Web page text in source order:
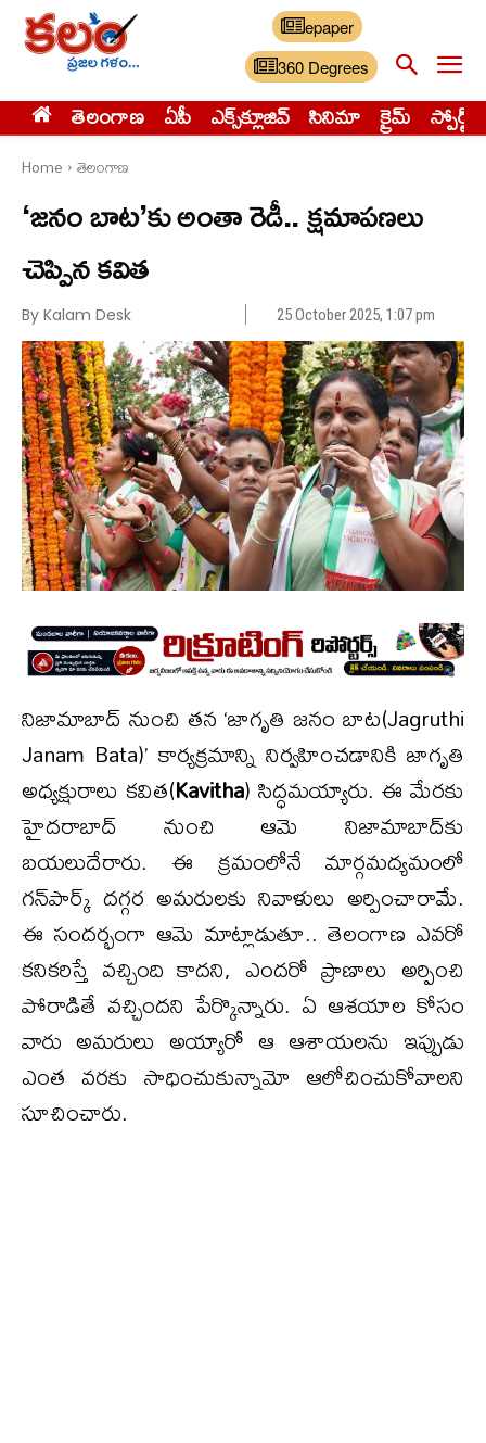
epaper
360 Degrees
తెలంగాణ ఏపీ ఎక్స్‌క్లూజివ్‌ సినిమా క్రైమ్ స్పోర్ట్స్
Home తెలంగాణ
‘జనం బాట’కు అంతా రెడీ.. క్షమాపణలు
చెప్పిన కవిత
By Kalam Desk 25 October 2025, 1:07 pm
నిజామాబాద్ నుంచి తన ‘జాగృతి జనం బాట(Jagruthi
Janam Bata)’ కార్యక్రమాన్ని నిర్వహించడానికి జాగృతి
అధ్యక్షురాలు కవిత(Kavitha) సిద్ధమయ్యారు. ఈ మేరకు
హైదరాబాద్ నుంచి ఆమె నిజామాబాద్‌కు
బయలుదేరారు. ఈ క్రమంలోనే మార్గమద్యమంలో
గన్‌పార్క్ దగ్గర అమరులకు నివాళులు అర్పించారామే.
ఈ సందర్భంగా ఆమె మాట్లాడుతూ.. తెలంగాణ ఎవరో
కనికరిస్తే వచ్చింది కాదని, ఎందరో ప్రాణాలు అర్పించి
పోరాడితే వచ్చిందని పేర్కొన్నారు. ఏ ఆశయాల కోసం
వారు అమరులు అయ్యారో ఆ ఆశాయలను ఇప్పుడు
ఎంత వరకు సాధించుకున్నామో ఆలోచించుకోవాలని
సూచించారు.